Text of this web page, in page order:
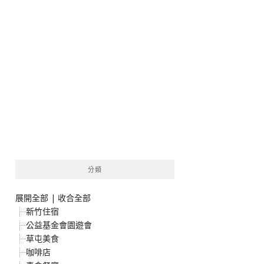
分類
展開全部 | 收合全部
新竹住宿
公益基金會園遊會
草屯美食
咖啡店